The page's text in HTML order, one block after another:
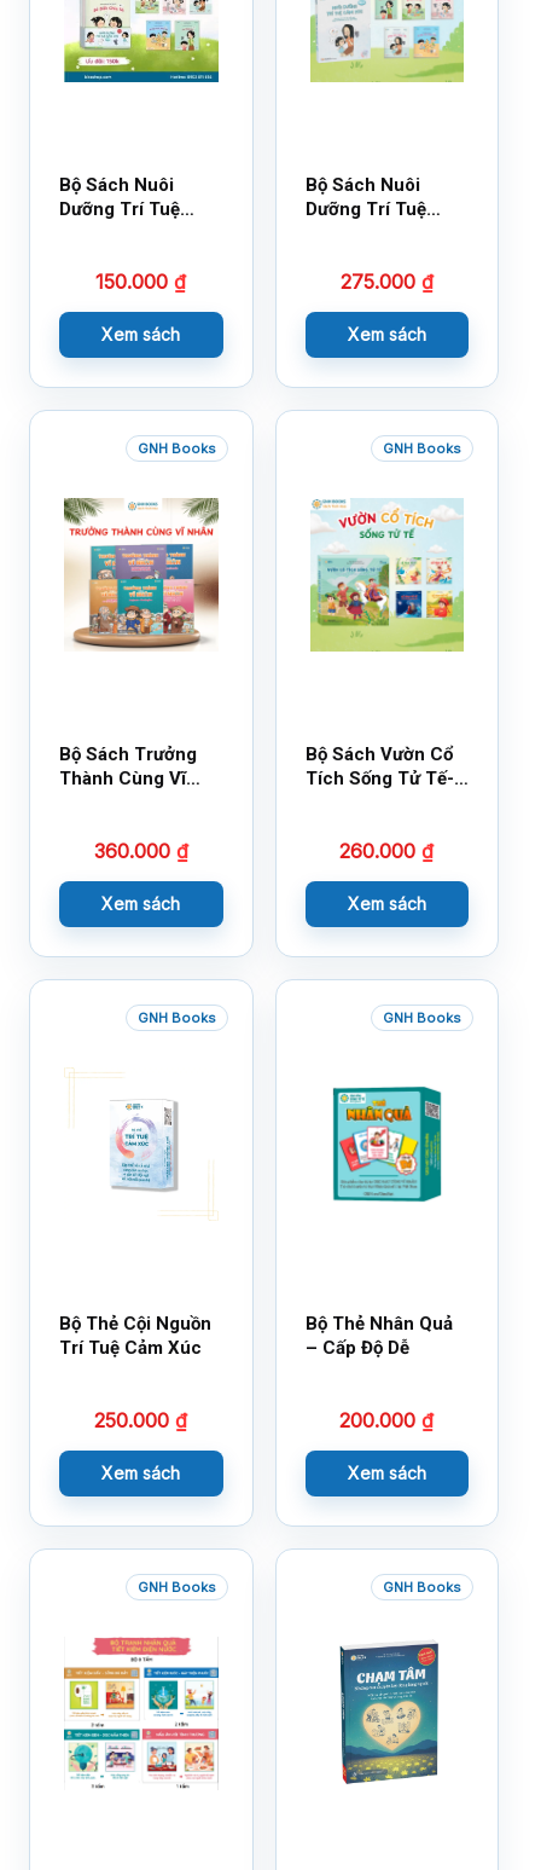
Bộ Sách Nuôi
Dưỡng Trí Tuệ
150.000₫
Xem sách
Bộ Sách Nuôi
Dưỡng Trí Tuệ
275.000 ₫
Xem sách
GNH Books
Bộ Sách Trưởng
Thành Cùng Vĩ
360.000 ₫
Xem sách
GNH Books
Bộ Sách Vườn Cổ
Tích Sống Tử Tế-
260.000₫
Xem sách
GNH Books
Bộ Thẻ Cội Nguồn
Trí Tuệ Cảm Xúc
250.000₫
Xem sách
GNH Books
Bộ Thẻ Nhân Quả
– Cấp Độ Dễ
200.000₫
Xem sách
GNH Books GNH Books